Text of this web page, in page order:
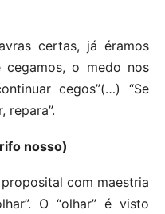
certas, já éramos
o medo nos
cegos”(…) “Se
repara”.
nosso)
com maestria
O “olhar” é visto